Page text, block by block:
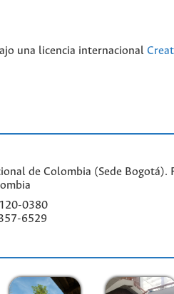
una licencia internacional
de Colombia (Sede
0380
6529